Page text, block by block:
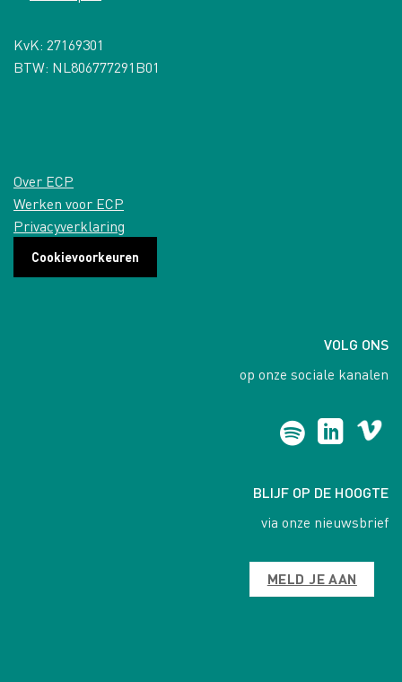
KvK: 27169301
BTW: NL806777291B01
Over ECP
Werken voor ECP
Privacyverklaring
Cookievoorkeuren
VOLG ONS
op onze sociale kanalen
BLIJF OP DE HOOGTE
via onze nieuwsbrief
MELD JE AAN